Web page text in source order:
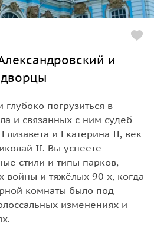
и
глубоко погрузиться в
и связанных с ним судеб
и Екатерина II, век
II. Вы успеете
стили и типы парков,
войны и тяжёлых 90-х, когда
комнаты было под
изменениях и